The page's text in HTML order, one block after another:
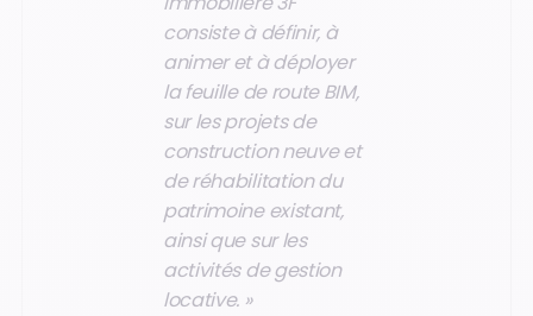
consiste à définir, à
animer et à déployer
la feuille de route BIM,
sur les projets de
construction neuve et
de réhabilitation du
patrimoine existant,
ainsi que sur les
activités de gestion
locative. »